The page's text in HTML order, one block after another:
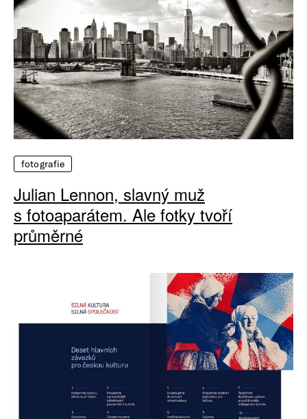
fotografie
Julian Lennon, slavný muž
s fotoaparátem. Ale fotky tvoří
průměrné